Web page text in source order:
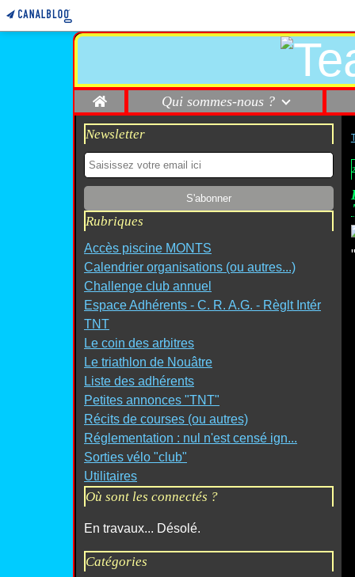
Home Qui sommes-nous ?
Newsletter
Rubriques
Accès piscine MONTS
Calendrier organisations (ou autres...)
Challenge club annuel
Espace Adhérents - C. R. A.G. - Règlt Intér
TNT
Le coin des arbitres
Le triathlon de Nouâtre
Liste des adhérents
Petites annonces "TNT"
Récits de courses (ou autres)
Réglementation : nul n'est censé ign...
Sorties vélo "club"
Utilitaires
Où sont les connectés ?
En travaux... Désolé.
Catégories